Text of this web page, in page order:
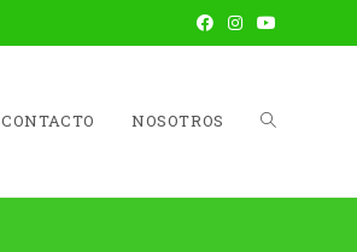
CONTACTO NOSOTROS